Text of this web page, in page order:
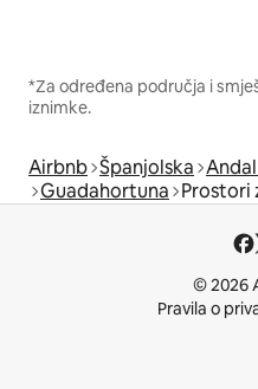
*Za određena područja i
iznimke.
Airbnb Španjolska
Guadahortuna Prostori
© 2026
Pravila o